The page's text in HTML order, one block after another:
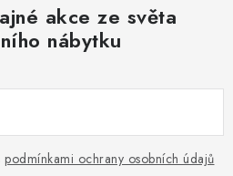
akce ze světa
nábytku
podmínkami ochrany osobních údajů